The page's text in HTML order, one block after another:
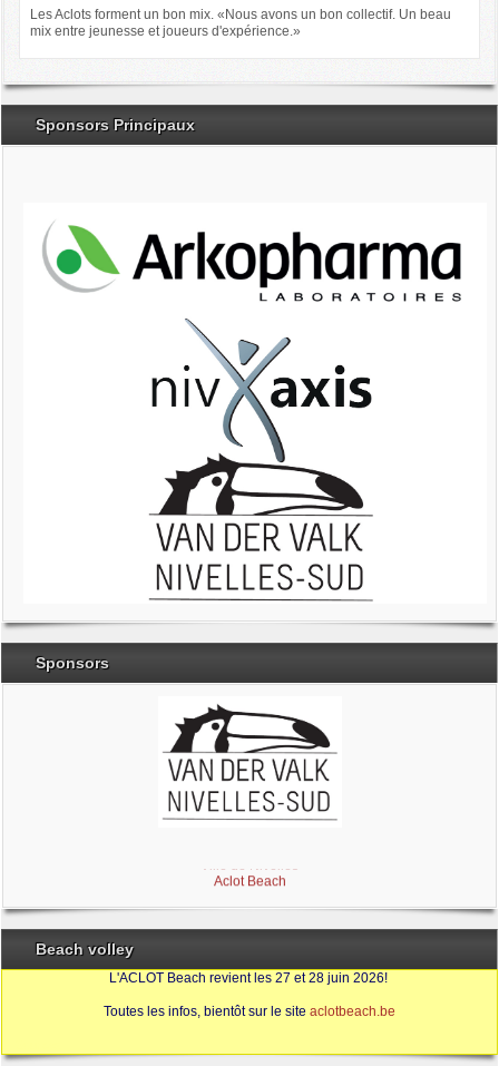
Les Aclots forment un bon mix. «Nous avons un bon collectif. Un beau
mix entre jeunesse et joueurs d'expérience.»
Sponsors Principaux
Sponsors
Aclot Beach
Beach volley
L'ACLOT Beach revient les 27 et 28 juin 2026!
Toutes les infos, bientôt sur le site aclotbeach.be